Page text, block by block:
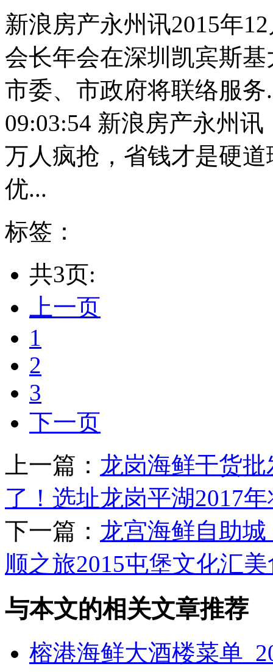
新浪房产永州讯2015年
会长年会在深圳凯宾斯
市委、市政府将联络服务
09:03:54 新浪房产永州
万人疯抢，省钱才是硬
优...
标签：
共3页:
上一页
1
2
3
下一页
上一篇： 龙岗海鲜干货
了！选址龙岗平湖2017
下一篇： 龙宫海鲜自助
顺之旅2015屯堡文化汇
与本文的相关文章推荐
榕港海鲜大酒楼菜单